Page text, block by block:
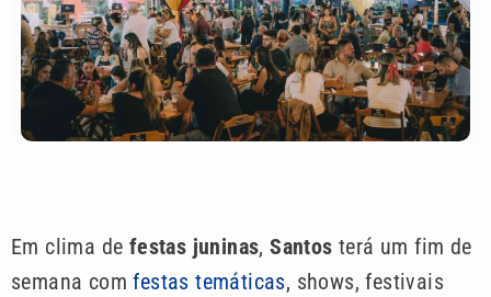
Em clima de festas juninas,Santosterá um fim de
semana comfestas temáticas, shows, festivais